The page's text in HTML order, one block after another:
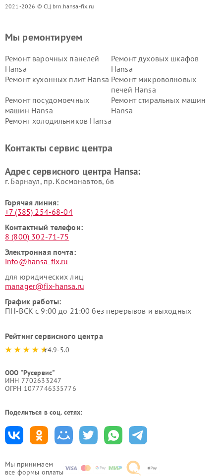
2021-2026 © СЦ brn.hansa-fix.ru
Мы принимаем
все формы оплаты
Мы ремонтируем
Ремонт варочных панелей
Hansa
Ремонт духовых шкафов
Hansa
Ремонт кухонных плит Hansa Ремонт микроволновых
печей Hansa
Ремонт посудомоечных
машин Hansa
Ремонт стиральных машин
Hansa
Ремонт холодильников Hansa
Контакты сервис центра
Адрес сервисного центра Hansa:
г. Барнаул, ​пр. Космонавтов, 6в
Горячая линия:
+7 (385) 254-68-04
Контактный телефон:
8 (800) 302-71-75
Электронная почта:
info@hansa-fix.ru
для юридических лиц
manager@fix-hansa.ru
График работы:
ПН-ВСК с 9:00 до 21:00 без перерывов и выходных
Рейтинг сервисного центра
4.9-5.0
ООО "Русервис"
ИНН 7702633247
ОГРН 1077746335776
Поделиться в соц. сетях: